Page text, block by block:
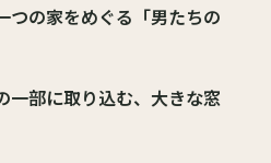
つの家をめぐる「男たちの
一部に取り込む、大きな窓